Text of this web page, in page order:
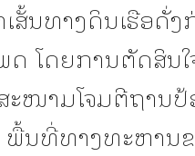
ສັ້ນທາງດິນເຮືອດັ່
ໂດຍການຕັດສິນ
ະໜາມໂຈມຕີຖານ
ພື້ນທີ່ທາງທະຫານ